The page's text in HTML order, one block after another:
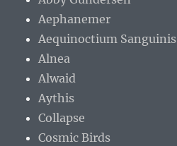
Aephanemer
Aequinoctium Sanguinis
Alnea
Alwaid
Aythis
Collapse
Cosmic Birds